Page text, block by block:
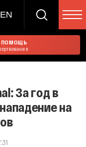
EN
ПОМОЩЬ
За год в
на